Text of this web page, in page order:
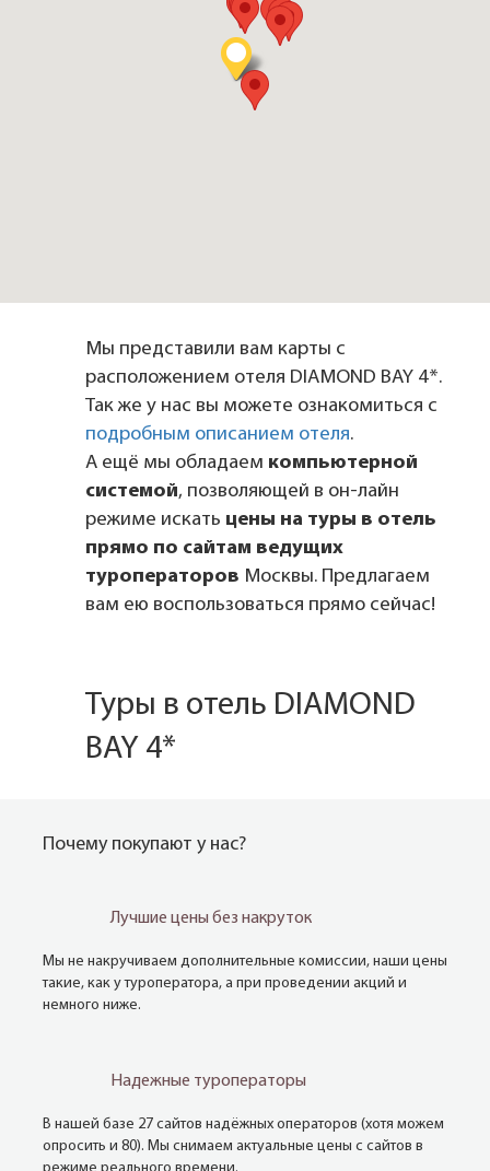
Мы представили вам карты с
расположением отеля DIAMOND BAY 4*.
Так же у нас вы можете ознакомиться с
подробным описанием отеля.
А ещё мы обладаем компьютерной
системой, позволяющей в он-лайн
режиме искать цены на туры в отель
прямо по сайтам ведущих
туроператоров Москвы. Предлагаем
вам ею воспользоваться прямо сейчас!
Туры в отель DIAMOND
BAY 4*
Почему покупают у нас?
Лучшие цены без накруток
Мы не накручиваем дополнительные комиссии, наши цены
такие, как у туроператора, а при проведении акций и
немного ниже.
Надежные туроператоры
В нашей базе 27 сайтов надёжных операторов (хотя можем
опросить и 80). Мы снимаем актуальные цены с сайтов в